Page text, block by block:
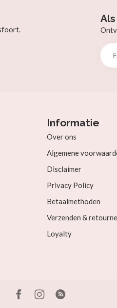
Informatie
Over ons
Algemene
Disclaimer
Privacy Policy
Betaalmethoden
Verzenden &
Loyalty